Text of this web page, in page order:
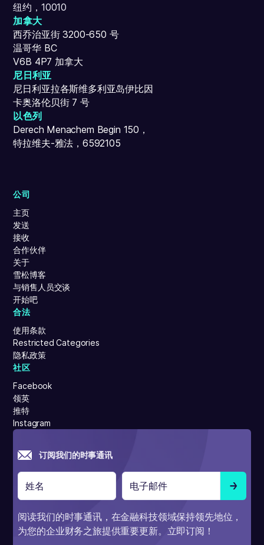
纽约，10010
加拿大
西乔治亚街 3200-650 号
温哥华 BC
V6B 4P7 加拿大
尼日利亚
尼日利亚拉各斯维多利亚岛伊比因
卡奥洛伦贝街 7 号
以色列
Derech Menachem Begin 150，
特拉维夫-雅法，6592105
公司
主页
发送
接收
合作伙伴
关于
雪松博客
与销售人员交谈
开始吧
合法
使用条款
Restricted Categories
隐私政策
社区
Facebook
领英
推特
Instagram
订阅我们的时事通讯
阅读我们的时事通讯，在金融科技领域保持领先地位，
为您的企业财务之旅提供重要更新。立即订阅！